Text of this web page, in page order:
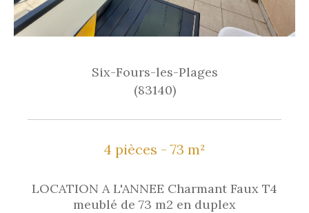
Six-Fours-les-Plages
(83140)
4 pièces - 73 m²
LOCATION A L'ANNEE Charmant Faux T4
meublé de 73 m2 en duplex